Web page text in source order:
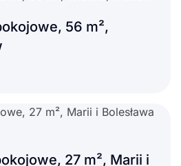
56 m²,
27 m², Marii i